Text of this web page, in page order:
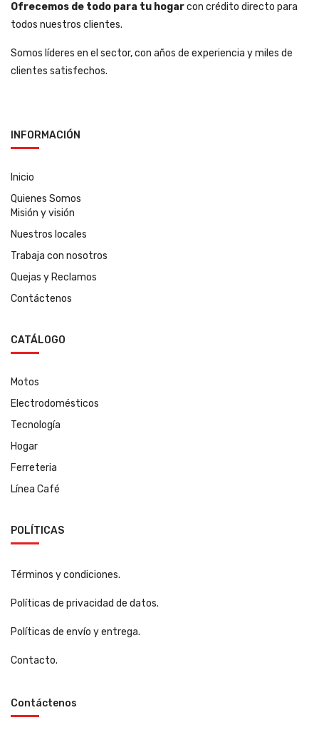
Ofrecemos de todo para tu hogarcon crédito directo para
todos nuestros clientes.
Somos líderes en el sector, con años de experiencia y miles de
clientes satisfechos.
INFORMACIÓN
Inicio
Quienes Somos
Misión y visión
Nuestros locales
Trabaja con nosotros
Quejas y Reclamos
Contáctenos
CATÁLOGO
Motos
Electrodomésticos
Tecnología
Hogar
Ferreteria
Línea Café
POLÍTICAS
Términos y condiciones.
Políticas de privacidad de datos.
Políticas de envío y entrega.
Contacto.
Contáctenos